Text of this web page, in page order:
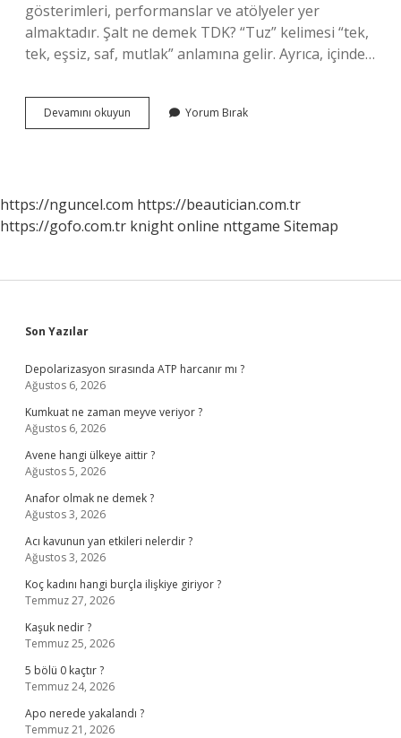
gösterimleri, performanslar ve atölyeler yer
almaktadır. Şalt ne demek TDK? “Tuz” kelimesi “tek,
tek, eşsiz, saf, mutlak” anlamına gelir. Ayrıca, içinde…
Devamını okuyun
Ne
Yorum Bırak
https://nguncel.com https://beautician.com.tr
https://gofo.com.tr knight online nttgame Sitemap
Sidebar
Son Yazılar
Depolarizasyon sırasında ATP harcanır mı ?
Ağustos 6, 2026
Kumkuat ne zaman meyve veriyor ?
Ağustos 6, 2026
Avene hangi ülkeye aittir ?
Ağustos 5, 2026
Anafor olmak ne demek ?
Ağustos 3, 2026
Acı kavunun yan etkileri nelerdir ?
Ağustos 3, 2026
Koç kadını hangi burçla ilişkiye giriyor ?
Temmuz 27, 2026
Kaşuk nedir ?
Temmuz 25, 2026
5 bölü 0 kaçtır ?
Temmuz 24, 2026
Apo nerede yakalandı ?
Temmuz 21, 2026